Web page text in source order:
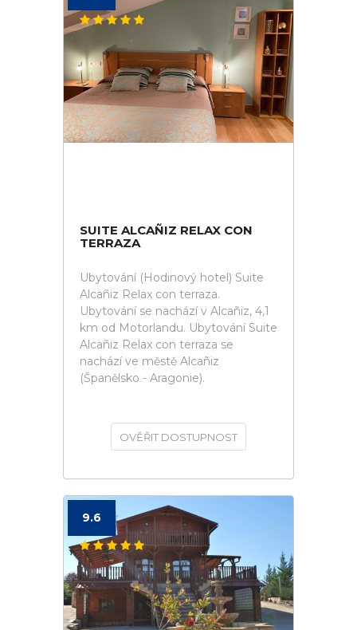
SUITE ALCAÑIZ RELAX CON
TERRAZA
Ubytování (Hodinový hotel) Suite
Alcañiz Relax con terraza.
Ubytování se nachází v Alcañiz, 4,1
km od Motorlandu. Ubytování Suite
Alcañiz Relax con terraza se
nachází ve městě Alcañiz
(Španělsko - Aragonie).
OVĚŘIT DOSTUPNOST
9.6